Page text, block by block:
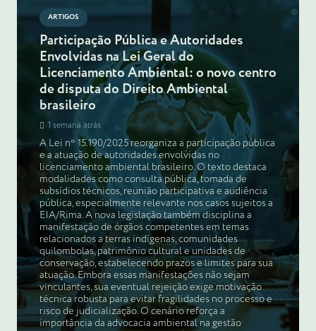
ARTIGOS
Participação Pública e Autoridades
Envolvidas na Lei Geral do
Licenciamento Ambiental: o novo centro
de disputa do Direito Ambiental
brasileiro
1 semana atrás
A Lei nº 15.190/2025 reorganiza a participação pública
e a atuação de autoridades envolvidas no
licenciamento ambiental brasileiro. O texto destaca
modalidades como consulta pública, tomada de
subsídios técnicos, reunião participativa e audiência
pública, especialmente relevante nos casos sujeitos a
EIA/Rima. A nova legislação também disciplina a
manifestação de órgãos competentes em temas
relacionados a terras indígenas, comunidades
quilombolas, patrimônio cultural e unidades de
conservação, estabelecendo prazos e limites para sua
atuação. Embora essas manifestações não sejam
vinculantes, sua eventual rejeição exige motivação
técnica robusta para evitar fragilidades no processo e
risco de judicialização. O cenário reforça a
importância da advocacia ambiental na gestão